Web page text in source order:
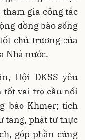
gia công tác
đồng bào sống
chủ trương của
Nhà nước.
Hội ĐKSS yêu
tốt vai trò cầu nối
bào Khmer; tích
tăng, phật tử thực
góp phần củng